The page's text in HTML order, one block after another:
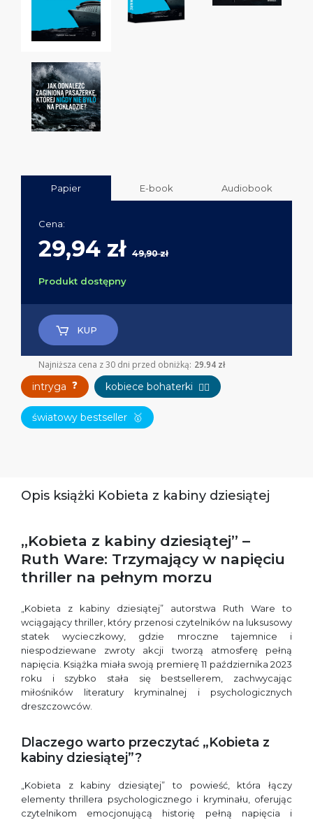
Papier E-book Audiobook
Cena:
29,94 zł 49,90 zł
Produkt dostępny
KUP
Najniższa cena z 30 dni przed obniżką: 29.94 zł
intryga ❓ kobiece bohaterki 👱‍♀️
światowy bestseller 🥇
Opis książki Kobieta z kabiny dziesiątej
„Kobieta z kabiny dziesiątej” –
Ruth Ware: Trzymający w napięciu
thriller na pełnym morzu
„Kobieta z kabiny dziesiątej” autorstwa Ruth Ware to
wciągający thriller, który przenosi czytelników na luksusowy
statek wycieczkowy, gdzie mroczne tajemnice i
niespodziewane zwroty akcji tworzą atmosferę pełną
napięcia. Książka miała swoją premierę 11 października 2023
roku i szybko stała się bestsellerem, zachwycając
miłośników literatury kryminalnej i psychologicznych
dreszczowców.
Dlaczego warto przeczytać „Kobieta z
kabiny dziesiątej”?
„Kobieta z kabiny dziesiątej” to powieść, która łączy
elementy thrillera psychologicznego i kryminału, oferując
czytelnikom emocjonującą historię pełną napięcia i